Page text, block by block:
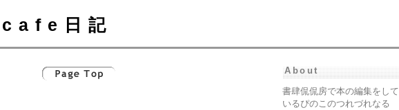
cafe日記
About
書肆侃侃房で本の編集をして
いるぴのこのつれづれなる